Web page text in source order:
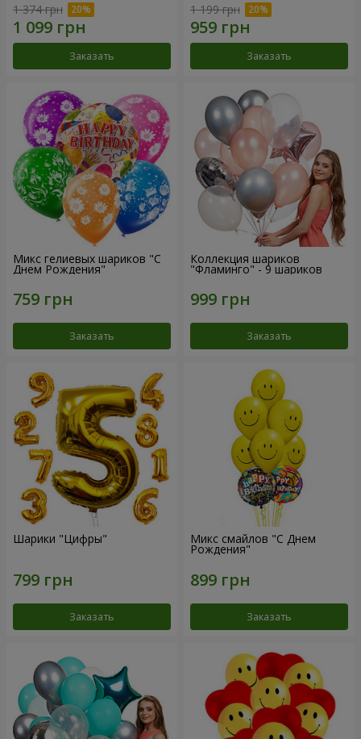
1 374 грн
Заказать
1 199 грн
Заказать
Микс гелиевых шариков "C
Днем Рождения"
Заказать
Коллекция шариков
"Фламинго" - 9 шариков
Заказать
Шарики "Цифры"
Заказать
Микс смайлов "C Днем
Рождения"
Заказать